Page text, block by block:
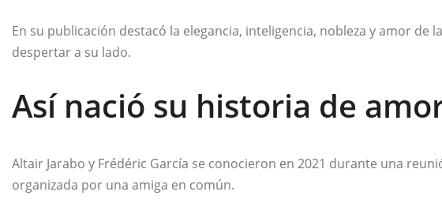
En su publicación destacó la elegancia, inteligencia, nobleza y amor de
despertar a su lado.
Así nació su historia de
Altair Jarabo y Frédéric García se conocieron en 2021 durante una
organizada por una amiga en común.